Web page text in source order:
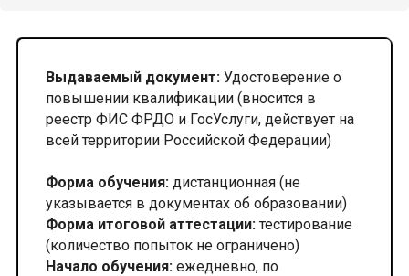
Выдаваемый документ: Удостоверение о
повышении квалификации (вносится в
реестр ФИС ФРДО и ГосУслуги, действует на
всей территории Российской Федерации)
Форма обучения: дистанционная (не
указывается в документах об образовании)
Форма итоговой аттестации: тестирование
(количество попыток не ограничено)
Начало обучения: ежедневно, по